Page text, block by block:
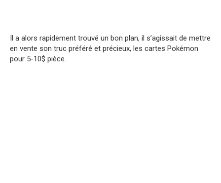
Il a alors rapidement trouvé un bon plan, il s’agissait de mettre
en vente son truc préféré et précieux, les cartes Pokémon
pour 5-10$ pièce.